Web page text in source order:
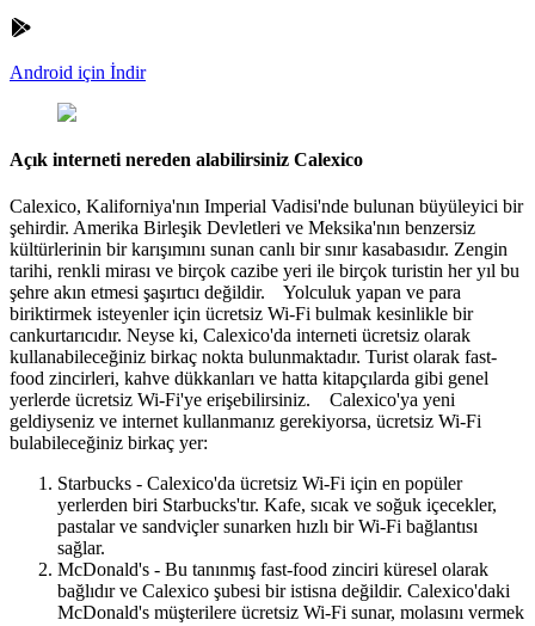
Android için İndir
Açık interneti nereden alabilirsiniz Calexico
Calexico, Kaliforniya'nın Imperial Vadisi'nde bulunan büyüleyici bir
şehirdir. Amerika Birleşik Devletleri ve Meksika'nın benzersiz
kültürlerinin bir karışımını sunan canlı bir sınır kasabasıdır. Zengin
tarihi, renkli mirası ve birçok cazibe yeri ile birçok turistin her yıl bu
şehre akın etmesi şaşırtıcı değildir. Yolculuk yapan ve para
biriktirmek isteyenler için ücretsiz Wi-Fi bulmak kesinlikle bir
cankurtarıcıdır. Neyse ki, Calexico'da interneti ücretsiz olarak
kullanabileceğiniz birkaç nokta bulunmaktadır. Turist olarak fast-
food zincirleri, kahve dükkanları ve hatta kitapçılarda gibi genel
yerlerde ücretsiz Wi-Fi'ye erişebilirsiniz. Calexico'ya yeni
geldiyseniz ve internet kullanmanız gerekiyorsa, ücretsiz Wi-Fi
bulabileceğiniz birkaç yer:
Starbucks - Calexico'da ücretsiz Wi-Fi için en popüler
yerlerden biri Starbucks'tır. Kafe, sıcak ve soğuk içecekler,
pastalar ve sandviçler sunarken hızlı bir Wi-Fi bağlantısı
sağlar.
McDonald's - Bu tanınmış fast-food zinciri küresel olarak
bağlıdır ve Calexico şubesi bir istisna değildir. Calexico'daki
McDonald's müşterilere ücretsiz Wi-Fi sunar, molasını vermek